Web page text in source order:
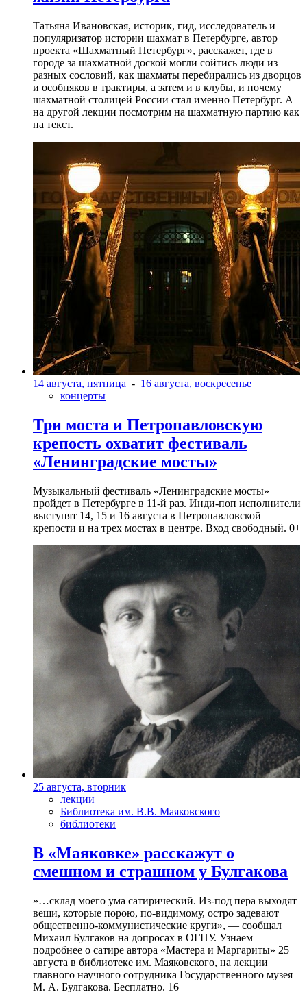
Татьяна Ивановская, историк, гид, исследователь и
популяризатор истории шахмат в Петербурге, автор
проекта «Шахматный Петербург», расскажет, где в
городе за шахматной доской могли сойтись люди из
разных сословий, как шахматы перебирались из дворцов
и особняков в трактиры, а затем и в клубы, и почему
шахматной столицей России стал именно Петербург. А
на другой лекции посмотрим на шахматную партию как
на текст.
14 августа, пятница - 16 августа, воскресенье
концерты
Три моста и Петропавловскую
крепость охватит фестиваль
«Ленинградские мосты»
Музыкальный фестиваль «Ленинградские мосты»
пройдет в Петербурге в 11-й раз. Инди-поп исполнители
выступят 14, 15 и 16 августа в Петропавловской
крепости и на трех мостах в центре. Вход свободный. 0+
25 августа, вторник
лекции
Библиотека им. В.В. Маяковского
библиотеки
В «Маяковке» расскажут о
смешном и страшном у Булгакова
»…склад моего ума сатирический. Из-под пера выходят
вещи, которые порою, по-видимому, остро задевают
общественно-коммунистические круги», — сообщал
Михаил Булгаков на допросах в ОГПУ. Узнаем
подробнее о сатире автора «Мастера и Маргариты» 25
августа в библиотеке им. Маяковского, на лекции
главного научного сотрудника Государственного музея
М. А. Булгакова. Бесплатно. 16+